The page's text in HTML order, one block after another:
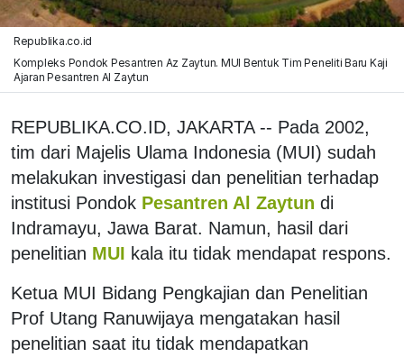
Republika.co.id
Kompleks Pondok Pesantren Az Zaytun. MUI Bentuk Tim Peneliti Baru Kaji
Ajaran Pesantren Al Zaytun
REPUBLIKA.CO.ID, JAKARTA -- Pada 2002,
tim dari Majelis Ulama Indonesia (MUI) sudah
melakukan investigasi dan penelitian terhadap
institusi Pondok Pesantren Al Zaytun di
Indramayu, Jawa Barat. Namun, hasil dari
penelitian MUI kala itu tidak mendapat respons.
Ketua MUI Bidang Pengkajian dan Penelitian
Prof Utang Ranuwijaya mengatakan hasil
penelitian saat itu tidak mendapatkan